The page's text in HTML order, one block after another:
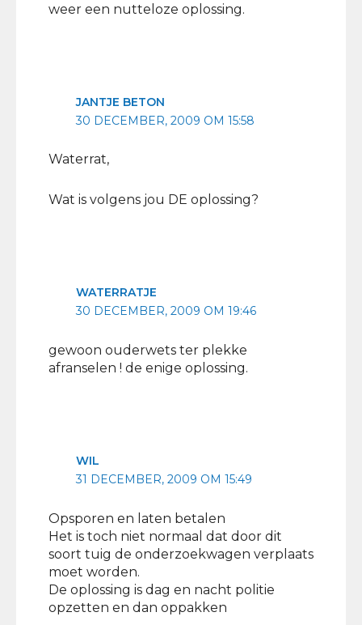
weer een nutteloze oplossing.
JANTJE BETON
30 DECEMBER, 2009 OM 15:58
Waterrat,
Wat is volgens jou DE oplossing?
WATERRATJE
30 DECEMBER, 2009 OM 19:46
gewoon ouderwets ter plekke
afranselen ! de enige oplossing.
WIL
31 DECEMBER, 2009 OM 15:49
Opsporen en laten betalen
Het is toch niet normaal dat door dit
soort tuig de onderzoekwagen verplaats
moet worden.
De oplossing is dag en nacht politie
opzetten en dan oppakken